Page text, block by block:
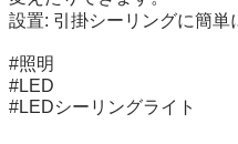
設置: 引掛シーリングに簡単
#照明
#LED
#LEDシーリングライト